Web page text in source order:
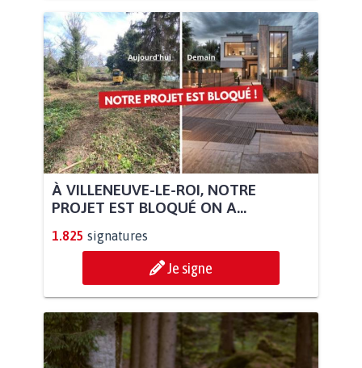
À VILLENEUVE-LE-ROI, NOTRE
PROJET EST BLOQUÉ ON A...
1.825 signatures
Je signe